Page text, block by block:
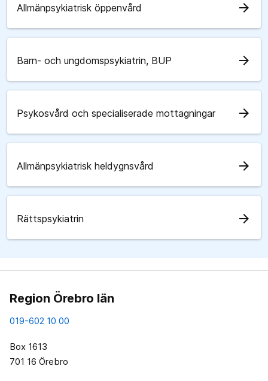
Allmänpsykiatrisk öppenvård arrow_forward
Barn- och ungdomspsykiatrin, BUP arrow_forward
Psykosvård och specialiserade mottagningar arrow_forward
Allmänpsykiatrisk heldygnsvård arrow_forward
Rättspsykiatrin arrow_forward
Region Örebro län
019-602 10 00
Box 1613
701 16 Örebro